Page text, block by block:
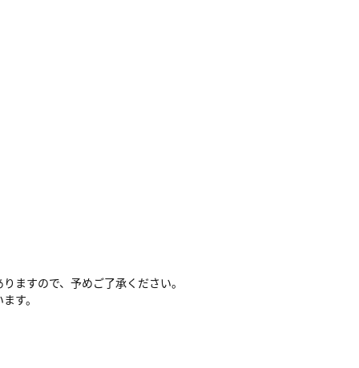
ますので、予めご了承ください。
す。